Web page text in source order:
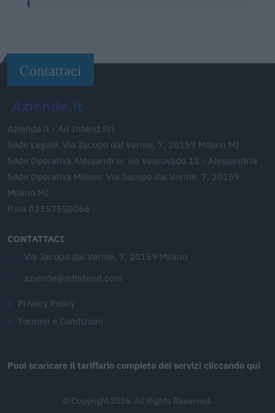
Contattaci
Aziende.it - Ad Intend Srl
Sede Legale: Via Jacopo dal Verme, 7, 20159 Milano MI
Sede Operativa Alessandria: via Vescovado 18 - Alessandria
Sede Operativa Milano: Via Jacopo dal Verme, 7, 20159
Milano MI
P.iva 02357550066
CONTATTACI
Via Jacopo dal Verme, 7, 20159 Milano
aziende@adintend.com
Privacy Policy
Termini e Condizioni
Puoi scaricare il tariffario completo dei servizi cliccando qui
© Copyright 2026. All Rights Reserved.